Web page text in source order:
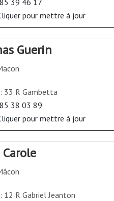
39 46 17
pour mettre à jour
Guerin
33 R Gambetta
38 03 89
pour mettre à jour
Carole
12 R Gabriel Jeanton